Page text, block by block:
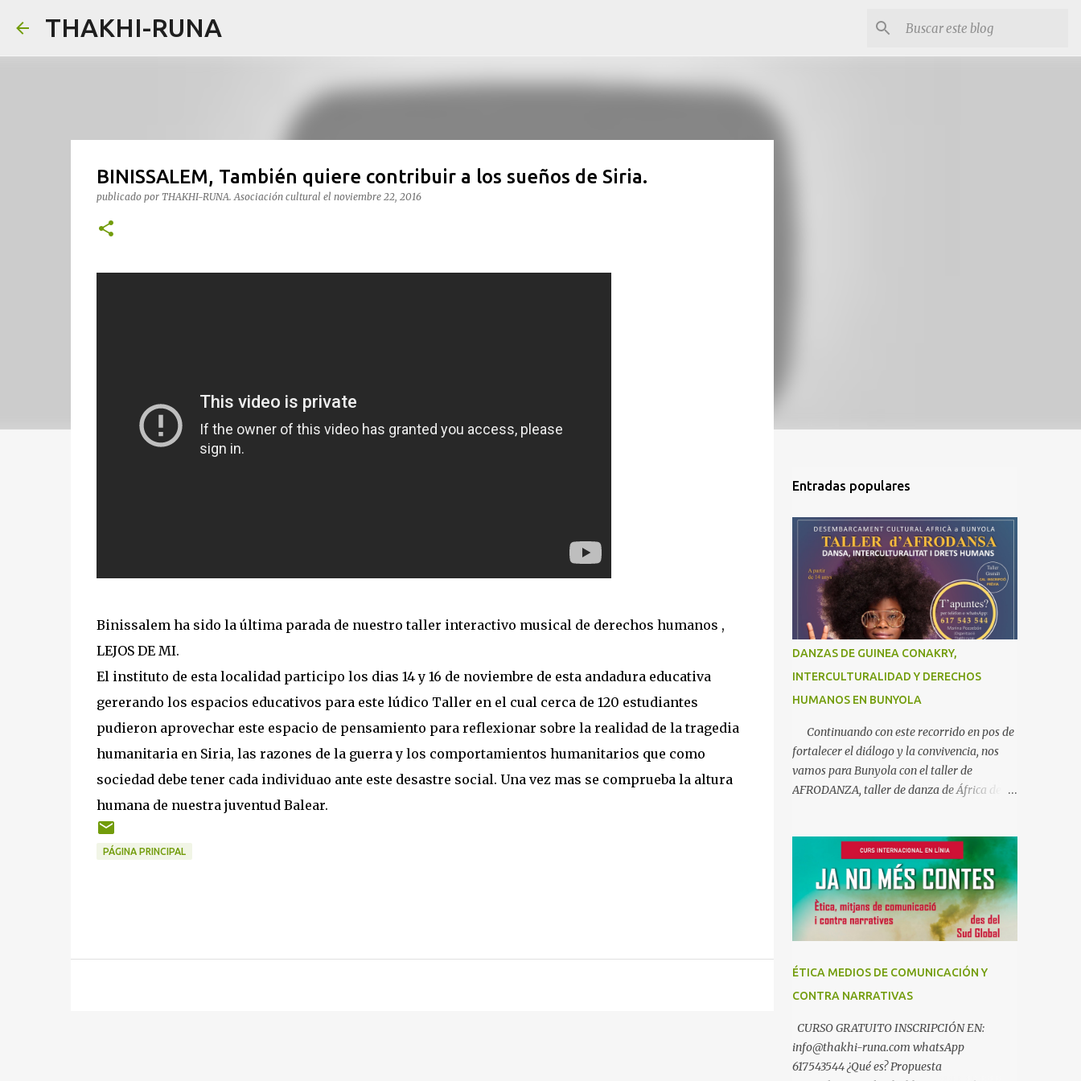
THAKHI-RUNA
BINISSALEM, También quiere contribuir a los sueños de Siria.
publicado por THAKHI-RUNA. Asociación cultural el noviembre 22, 2016
Binissalem ha sido la última parada de nuestro taller interactivo musical de derechos humanos ,
LEJOS DE MI.
El instituto de esta localidad participo los dias 14 y 16 de noviembre de esta andadura educativa
gererando los espacios educativos para este lúdico Taller en el cual cerca de 120 estudiantes
pudieron aprovechar este espacio de pensamiento para reflexionar sobre la realidad de la tragedia
humanitaria en Siria, las razones de la guerra y los comportamientos humanitarios que como
sociedad debe tener cada individuao ante este desastre social. Una vez mas se comprueba la altura
humana de nuestra juventud Balear.
PÁGINA PRINCIPAL
Entradas populares
DANZAS DE GUINEA CONAKRY,
INTERCULTURALIDAD Y DERECHOS
HUMANOS EN BUNYOLA
Continuando con este recorrido en pos de
fortalecer el diálogo y la convivencia, nos
vamos para Bunyola con el taller de
AFRODANZA, taller de danza de África del
que nos acercaremos a la música y la danza
de Guinea Conakry. Un arte en el que el
cuerpo es el narrador de historias y
transmisor de emociones y valores. A la vez
que descubrimos aspectos de la historia y la
cultura de algunos pueblos africanos, así
como los vínculos que nos unen a este
fortalecer el diálogo y la convivencia
intercultural en un mundo globalizado, pero
también en nuestro propio entorno
cotidiano donde África también está
ÉTICA MEDIOS DE COMUNICACIÓN Y
CONTRA NARRATIVAS
CURSO GRATUITO INSCRIPCIÓN EN:
info@thakhi-runa.com whatsApp
617543544 ¿Qué es? Propuesta